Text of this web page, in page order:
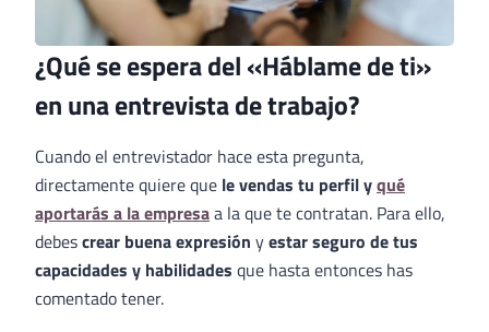
¿Qué se espera del «Háblame de ti»
en una entrevista de trabajo?
Cuando el entrevistador hace esta pregunta,
directamente quiere que le vendas tu perfil yqué
aportarás a la empresaa la que te contratan. Para ello,
debescrear buena expresión yestar seguro de tus
capacidades y habilidades que hasta entonces has
comentado tener.